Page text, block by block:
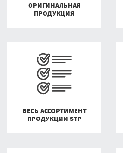
ОРИГИНАЛЬНАЯ
ПРОДУКЦИЯ
ВЕСЬ АССОРТИМЕНТ
ПРОДУКЦИИ STP